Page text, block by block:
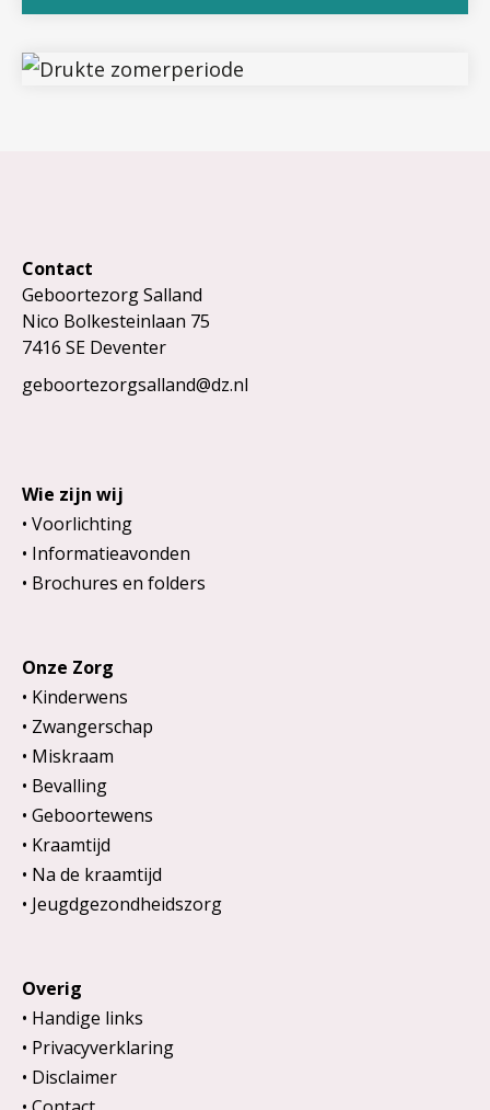
Contact
Geboortezorg Salland
Nico Bolkesteinlaan 75
7416 SE Deventer
geboortezorgsalland@dz.nl
Wie zijn wij
Voorlichting
Informatieavonden
Brochures en folders
Onze Zorg
Kinderwens
Zwangerschap
Miskraam
Bevalling
Geboortewens
Kraamtijd
Na de kraamtijd
Jeugdgezondheidszorg
Overig
Handige links
Privacyverklaring
Disclaimer